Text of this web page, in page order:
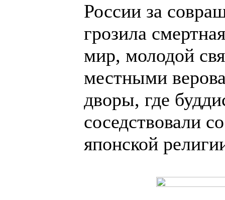
России за
грозила
мир, молодой
местными
дворы, где
соседствовали
японской